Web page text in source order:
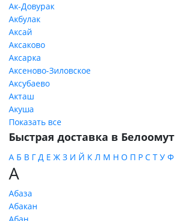
Ак-Довурак
Акбулак
Аксай
Аксаково
Аксарка
Аксеново-Зиловское
Аксубаево
Акташ
Акуша
Показать все
Быстрая доставка в Белоомут
А Б В Г Д Е Ж З И Й К Л М Н О П Р С Т У Ф
А
Абаза
Абакан